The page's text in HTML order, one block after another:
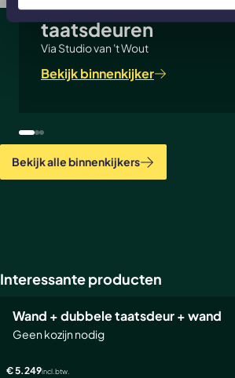
Scheidingswand en 2
taatsdeuren
Via Studio van 't Wout
Bekijk binnenkijker
Bekijk alle binnenkijkers
Interessante producten
Wand + dubbele taatsdeur + wand
Geen kozijn nodig
€ 5.249incl. btw.